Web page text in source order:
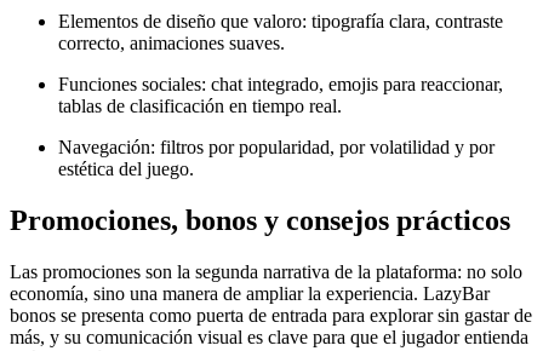
Elementos de diseño que valoro: tipografía clara, contraste
correcto, animaciones suaves.
Funciones sociales: chat integrado, emojis para reaccionar,
tablas de clasificación en tiempo real.
Navegación: filtros por popularidad, por volatilidad y por
estética del juego.
Promociones, bonos y consejos prácticos
Las promociones son la segunda narrativa de la plataforma: no solo
economía, sino una manera de ampliar la experiencia. LazyBar
bonos se presenta como puerta de entrada para explorar sin gastar de
más, y su comunicación visual es clave para que el jugador entienda